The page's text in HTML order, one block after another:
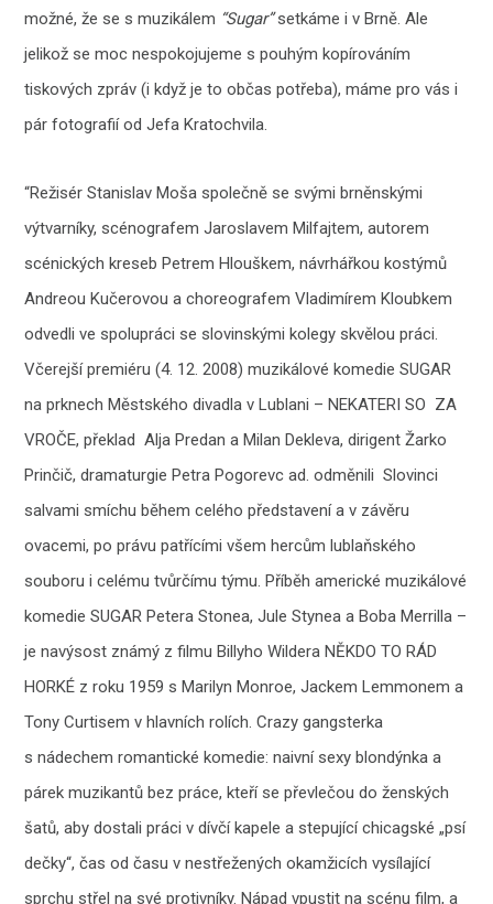
možné, že se s muzikálem “Sugar”setkáme i v Brně. Ale
jelikož se moc nespokojujeme s pouhým kopírováním
tiskových zpráv (i když je to občas potřeba), máme pro vás i
pár fotografií od Jefa Kratochvila.
“Režisér Stanislav Moša společně se svými brněnskými
výtvarníky, scénografem Jaroslavem Milfajtem, autorem
scénických kreseb Petrem Hlouškem, návrhářkou kostýmů
Andreou Kučerovou a choreografem Vladimírem Kloubkem
odvedli ve spolupráci se slovinskými kolegy skvělou práci.
Včerejší premiéru (4. 12. 2008) muzikálové komedie SUGAR
na prknech Městského divadla v Lublani – NEKATERI SO ZA
VROČE, překlad Alja Predan a Milan Dekleva, dirigent Žarko
Prinčič, dramaturgie Petra Pogorevc ad. odměnili Slovinci
salvami smíchu během celého představení a v závěru
ovacemi, po právu patřícími všem hercům lublaňského
souboru i celému tvůrčímu týmu. Příběh americké muzikálové
komedie SUGAR Petera Stonea, Jule Stynea a Boba Merrilla –
je navýsost známý z filmu Billyho Wildera NĚKDO TO RÁD
HORKÉ z roku 1959 s Marilyn Monroe, Jackem Lemmonem a
Tony Curtisem v hlavních rolích. Crazy gangsterka
s nádechem romantické komedie: naivní sexy blondýnka a
párek muzikantů bez práce, kteří se převlečou do ženských
šatů, aby dostali práci v dívčí kapele a stepující chicagské „psí
dečky“, čas od času v nestřežených okamžicích vysílající
sprchu střel na své protivníky. Nápad vpustit na scénu film, a